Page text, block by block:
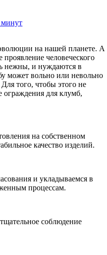
минут
на нашей планете. А
человеческого
нежны, и нуждаются в
может вольно или невольно
того, чтобы этого не
ограждения для клумб,
на собственном
качество изделий.
и укладываемся в
процессам.
соблюдение